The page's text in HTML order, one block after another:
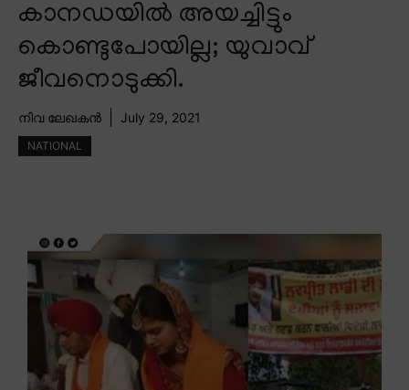
കാനഡയിൽ അയച്ചിട്ടും
കൊണ്ടുപോയില്ല; യുവാവ്
ജീവനൊടുക്കി.
നിവ ലേഖകൻ July 29, 2021
NATIONAL